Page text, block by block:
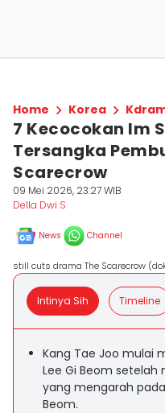
Home Korea
7 Kecocokan Im
Tersangka
Scarecrow
09 Mei 2026, 23:27 WIB
Della Dwi S
News Channel
still cuts drama The Scarecrow
Intinya Sih Timeline
Kang Tae Joo mulai
Lee Gi Beom
yang mengarah
Beom.